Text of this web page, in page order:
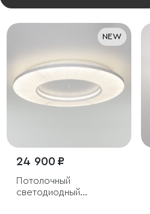
NEW
24 900 ₽
Потолочный
светодиодный